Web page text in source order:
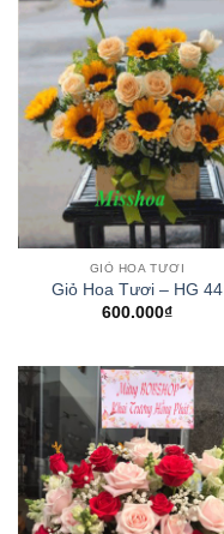
GIỎ HOA TƯƠI
Giỏ Hoa Tươi – HG 44
600.000₫